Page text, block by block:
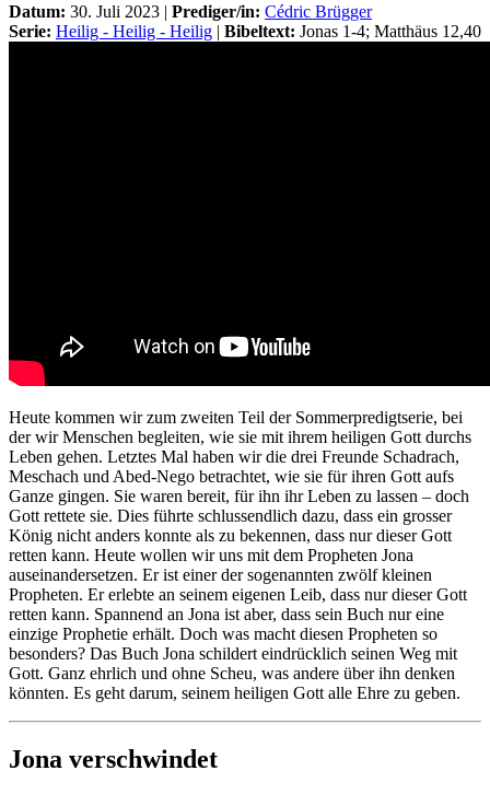
Datum: 30. Juli 2023 | Prediger/in: Cédric Brügger
Serie: Heilig - Heilig - Heilig | Bibeltext: Jonas 1-4; Matthäus 12,40
Heute kommen wir zum zweiten Teil der Sommerpredigtserie, bei
der wir Menschen begleiten, wie sie mit ihrem heiligen Gott durchs
Leben gehen. Letztes Mal haben wir die drei Freunde Schadrach,
Meschach und Abed-Nego betrachtet, wie sie für ihren Gott aufs
Ganze gingen. Sie waren bereit, für ihn ihr Leben zu lassen – doch
Gott rettete sie. Dies führte schlussendlich dazu, dass ein grosser
König nicht anders konnte als zu bekennen, dass nur dieser Gott
retten kann. Heute wollen wir uns mit dem Propheten Jona
auseinandersetzen. Er ist einer der sogenannten zwölf kleinen
Propheten. Er erlebte an seinem eigenen Leib, dass nur dieser Gott
retten kann. Spannend an Jona ist aber, dass sein Buch nur eine
einzige Prophetie erhält. Doch was macht diesen Propheten so
besonders? Das Buch Jona schildert eindrücklich seinen Weg mit
Gott. Ganz ehrlich und ohne Scheu, was andere über ihn denken
könnten. Es geht darum, seinem heiligen Gott alle Ehre zu geben.
Jona verschwindet